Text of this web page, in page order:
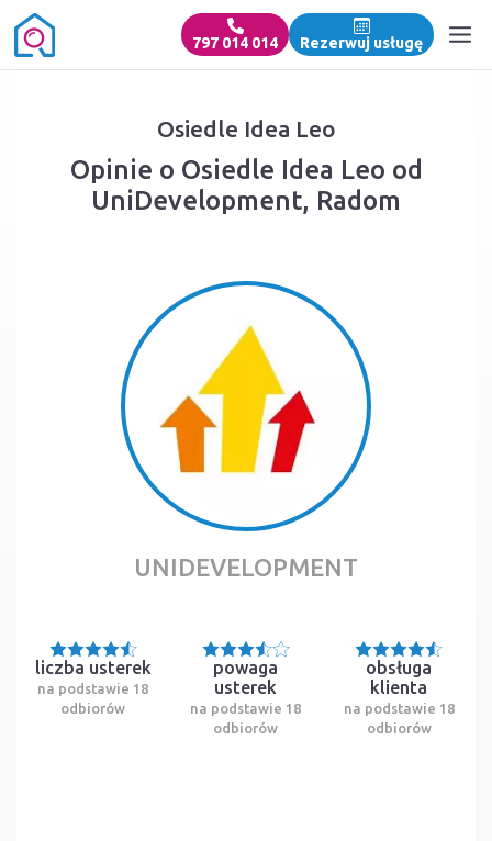
797 014 014 Rezerwuj usługę
Osiedle Idea Leo
Opinie o Osiedle Idea Leo od
UniDevelopment, Radom
UNIDEVELOPMENT
liczba usterek
na podstawie 18
odbiorów
powaga
usterek
na podstawie 18
odbiorów
obsługa
klienta
na podstawie 18
odbiorów